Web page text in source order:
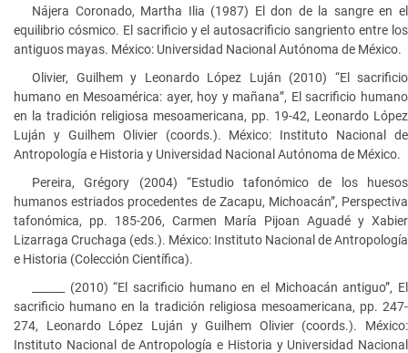
Nájera Coronado, Martha Ilia (1987) El don de la sangre en el
equilibrio cósmico. El sacrificio y el autosacrificio sangriento entre los
antiguos mayas. México: Universidad Nacional Autónoma de México.
Olivier, Guilhem y Leonardo López Luján (2010) “El sacrificio
humano en Mesoamérica: ayer, hoy y mañana”, El sacrificio humano
en la tradición religiosa mesoamericana, pp. 19-42, Leonardo López
Luján y Guilhem Olivier (coords.). México: Instituto Nacional de
Antropología e Historia y Universidad Nacional Autónoma de México.
Pereira, Grégory (2004) “Estudio tafonómico de los huesos
humanos estriados procedentes de Zacapu, Michoacán”, Perspectiva
tafonómica, pp. 185-206, Carmen María Pijoan Aguadé y Xabier
Lizarraga Cruchaga (eds.). México: Instituto Nacional de Antropología
e Historia (Colección Científica).
______ (2010) “El sacrificio humano en el Michoacán antiguo”, El
sacrificio humano en la tradición religiosa mesoamericana, pp. 247-
274, Leonardo López Luján y Guilhem Olivier (coords.). México:
Instituto Nacional de Antropología e Historia y Universidad Nacional